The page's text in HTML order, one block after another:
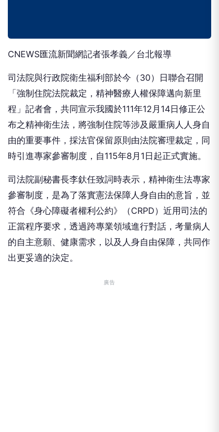
CNEWS匯流新聞網記者張孝義／台北報導
司法院與行政院衛生福利部於今（30）日聯合召開
「強制住院法院裁定，精神醫療人權保障邁向新里
程」記者會，共同宣示我國於111年12月14日修正公
布之精神衛生法，將強制住院等涉及嚴重病人人身自
由的重要事件，採法官保留原則由法院審理裁定，同
時引進專家參審制度，自115年8月1日起正式實施。
司法院副秘書長李釱任致詞時表示，精神衛生法專家
參審制度，是為了落實憲法保障人身自由的意旨，並
符合《身心障礙者權利公約》（CRPD）近用司法的
正當程序要求，透過跨專業領域進行對話，考量病人
的自主意願、健康需求，以及人身自由保障，共同作
出更妥適的決定。
廣告